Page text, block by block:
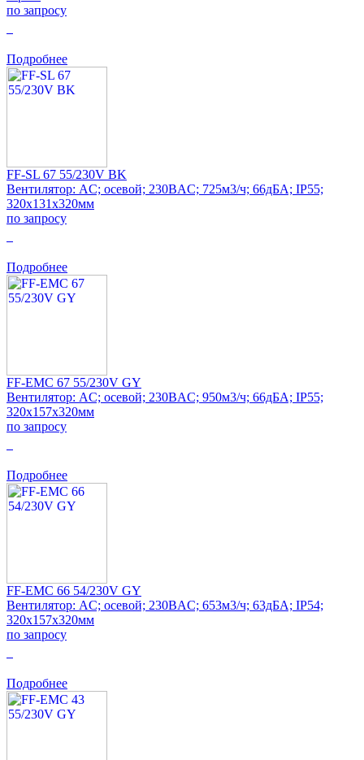
по запросу
Подробнее
FF-SL 67 55/230V BK
Вентилятор: AC; осевой; 230ВAC; 725м3/ч; 66дБА; IP55;
320x131x320мм
по запросу
Подробнее
FF-EMC 67 55/230V GY
Вентилятор: AC; осевой; 230ВAC; 950м3/ч; 66дБА; IP55;
320x157x320мм
по запросу
Подробнее
FF-EMC 66 54/230V GY
Вентилятор: AC; осевой; 230ВAC; 653м3/ч; 63дБА; IP54;
320x157x320мм
по запросу
Подробнее